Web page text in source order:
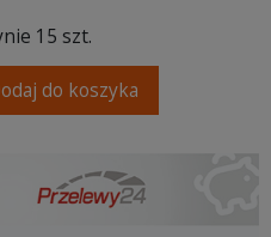
15 szt.
do koszyka